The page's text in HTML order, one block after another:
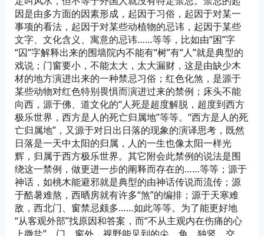
因是由多方面的因素形成，起因于习俗，起因于对某一
事项的看法，起因于对某些动植物的忌讳，起因于某些
文字、文化含义、寓意的忌讳……等等，比如由“困”字
“囚”字解释出来的围墙院内不能有“树”有“人”就是典型的
戏说；门窗要小，不能太大，太大漏财，这是由缺少木
材的地方演进出来的一种禁忌习俗；红色化煞，是源于
某些动物对红色特别畏惧而演进过来的禁例；床头不能
向西，源于佛、道文化的“人死是超度解脱，超度到西方
极乐世界，西方是人的死亡归属地”等等。“西方是人的死
亡归属地”，又源于对日出日落的现象的演译思考，既然
日落是一天中太阳的归属，人的一生也像太阳一样光
辉，归属于西方极乐世界。其它附会此禁例的说法是围
绕这一禁例，做更进一步的阐释而存在的……等等；源于
神话，如桃木能避邪就是典型的由神话传说而流传；源
于酷暑难熬，西晒房就有许多“煞”的编排；源于天寒难
敌，西北门、窗禁忌颇多……如此等等。为了能更好地
“从客观外部”找原因和答案，而“不从主观内在伤痛的心